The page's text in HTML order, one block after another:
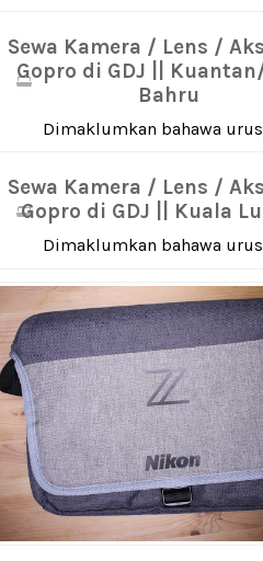
Sewa Kamera / Lens /
Gopro di GDJ ||
Bahru
Dimaklumkan bahawa
Sewa Kamera / Lens /
Gopro di GDJ || Kuala
Dimaklumkan bahawa